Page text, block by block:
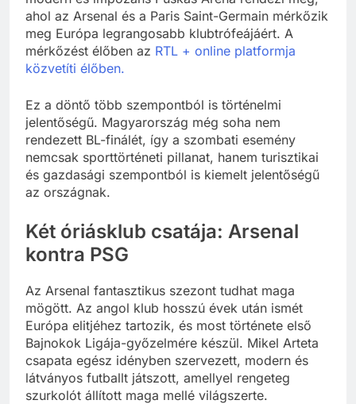
ahol az Arsenal és a Paris Saint-Germain mérkőzik
meg Európa legrangosabb klubtrófeájáért. A
mérkőzést élőben az RTL + online platformja
közvetíti élőben.
Ez a döntő több szempontból is történelmi
jelentőségű. Magyarország még soha nem
rendezett BL-finálét, így a szombati esemény
nemcsak sporttörténeti pillanat, hanem turisztikai
és gazdasági szempontból is kiemelt jelentőségű
az országnak.
Két óriásklub csatája: Arsenal
kontra PSG
Az Arsenal fantasztikus szezont tudhat maga
mögött. Az angol klub hosszú évek után ismét
Európa elitjéhez tartozik, és most története első
Bajnokok Ligája-győzelmére készül. Mikel Arteta
csapata egész idényben szervezett, modern és
látványos futballt játszott, amellyel rengeteg
szurkolót állított maga mellé világszerte.